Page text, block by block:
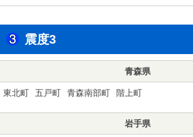
震度3
青森県
東北町 五戸町 青森南部町 階上町
岩手県